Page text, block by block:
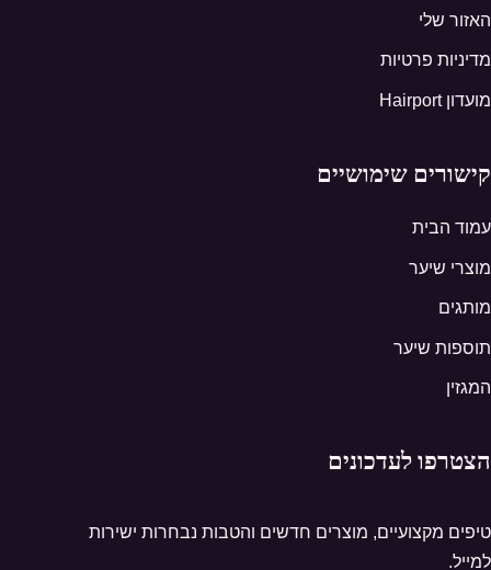
האזור שלי
מדיניות פרטיות
מועדון Hairport
קישורים שימושיים
עמוד הבית
מוצרי שיער
מותגים
תוספות שיער
המגזין
הצטרפו לעדכונים
טיפים מקצועיים, מוצרים חדשים והטבות נבחרות ישירות
למייל.